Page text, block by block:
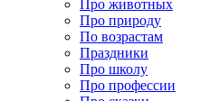
Про животных
Про природу
По возрастам
Праздники
Про школу
Про профессии